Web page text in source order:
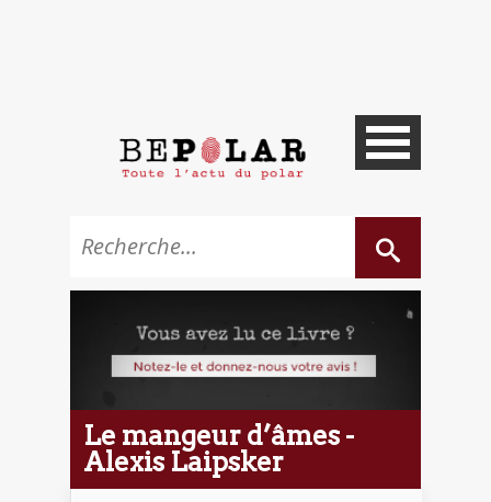
Le mangeur d’âmes -
Alexis Laipsker